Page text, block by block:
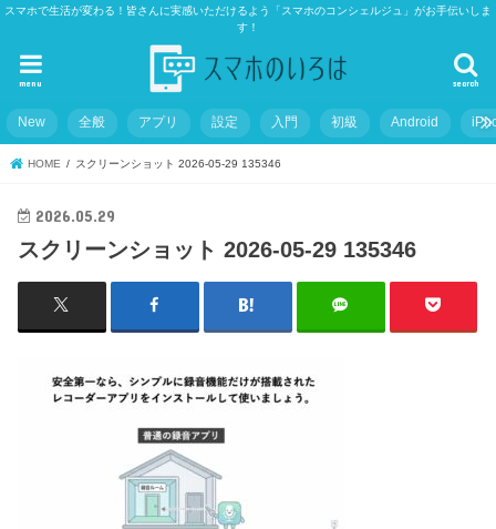
スマホで生活が変わる！皆さんに実感いただけるよう「スマホのコンシェルジュ」がお手伝いしま
す！
search
menu
New 全般 アプリ 設定 入門 初級 Android
HOME スクリーンショット 2026-05-29 135346
2026.05.29
スクリーンショット 2026-05-29 135346